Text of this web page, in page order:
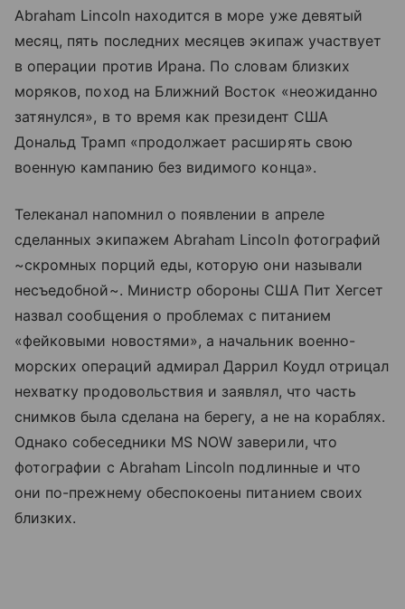
Abraham Lincoln находится в море уже девятый
месяц, пять последних месяцев экипаж участвует
в операции против Ирана. По словам близких
моряков, поход на Ближний Восток «неожиданно
затянулся», в то время как президент США
Дональд Трамп «продолжает расширять свою
военную кампанию без видимого конца».
Телеканал напомнил о появлении в апреле
сделанных экипажем Abraham Lincoln фотографий
~скромных порций еды, которую они называли
несъедобной~. Министр обороны США Пит Хегсет
назвал сообщения о проблемах с питанием
«фейковыми новостями», а начальник военно-
морских операций адмирал Даррил Коудл отрицал
нехватку продовольствия и заявлял, что часть
снимков была сделана на берегу, а не на кораблях.
Однако собеседники MS NOW заверили, что
фотографии с Abraham Lincoln подлинные и что
они по-прежнему обеспокоены питанием своих
близких.